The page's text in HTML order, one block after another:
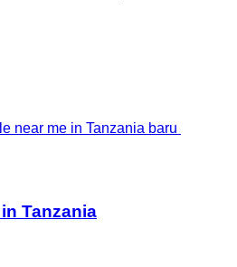
Tanzania